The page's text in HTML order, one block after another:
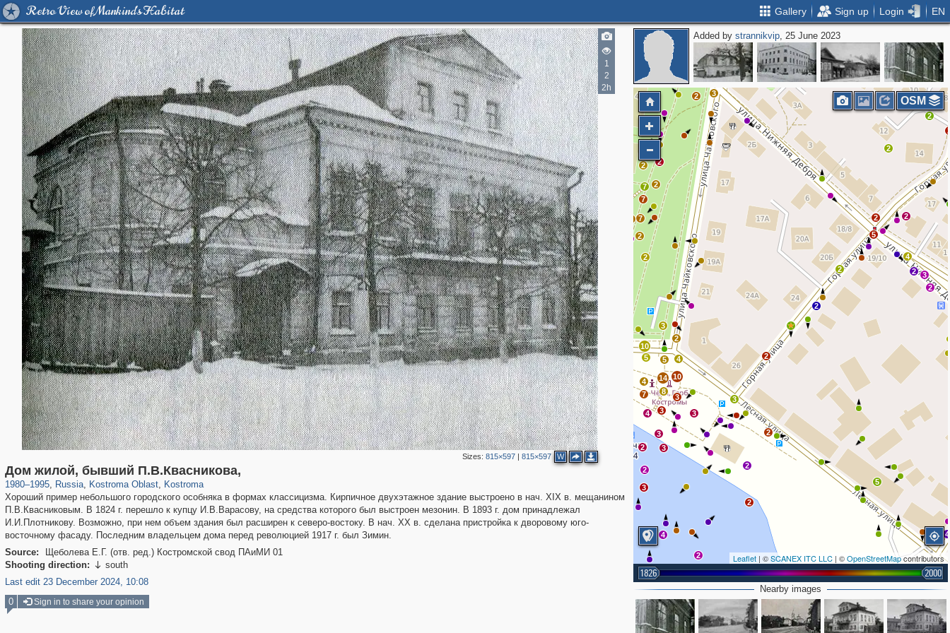
Retro View of Mankind's Habitat Gallery Sign up Login EN
1
2
2h
Sizes:815×597 |815×597 W
Дом жилой, бывший П.В.Квасникова,
1980–1995, Russia
1,407,361 29,248
, Kostroma Oblast
16,403 521
, Kostroma
11,845 372
Хороший пример небольшого городского особняка в формах классицизма. Кирпичное двухэтажное здание выстроено в нач. XIX в. мещанином
П.В.Квасниковым. В 1824 г. перешло к купцу И.В.Варасову, на средства которого был выстроен мезонин. В 1893 г. дом принадлежал
И.И.Плотникову. Возможно, при нем объем здания был расширен к северо-востоку. В нач. XX в. сделана пристройка к дворовому юго-
восточному фасаду. Последним владельцем дома перед революцией 1917 г. был Зимин.
Source:
Щеболева Е.Г. (отв. ред.) Костромской свод ПАиМИ 01
Shooting direction:  south
Last edit 23 December 2024, 10:08
Added bystrannikvip, 25 June 2023
3
2
4
2
4
4
2
2
2
2
5
2
2
3
10
4
3
10
5
5
2
14
4
8
7
2
3
4 3
3
3
3
3
2
2
2
2
2 3
2
2
7
7
7
4
2
2
2
5
2
2
2
2
2
10
3
2
5
3
Leaflet | ©SCANEX ITC LLC | ©OpenStreetMapcontributors
1826 2000
OSM
Nearby images
0
Sign in to share your opinion